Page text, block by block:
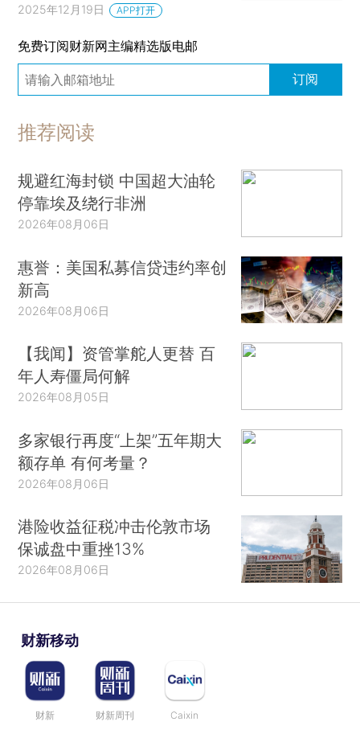
2025年12月19日 APP打开
免费订阅财新网主编精选版电邮
订阅
推荐阅读
规避红海封锁 中国超大油轮
停靠埃及绕行非洲
2026年08月06日
惠誉：美国私募信贷违约率创
新高
2026年08月06日
【我闻】资管掌舵人更替 百
年人寿僵局何解
2026年08月05日
多家银行再度“上架”五年期大
额存单 有何考量？
2026年08月06日
港险收益征税冲击伦敦市场
保诚盘中重挫13%
2026年08月06日
财新移动
财新 财新周刊 Caixin